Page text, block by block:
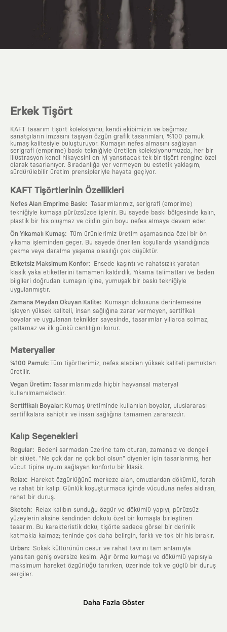
Erkek Tişört
KAFT tasarım tişört koleksiyonu; kendi ekibimizin ve bağımsız
sanatçıların imzasını taşıyan özgün grafik tasarımları, %100 pamuk
kumaş kalitesiyle buluşturuyor. Kumaşın nefes almasını sağlayan
serigrafi (emprime) baskı tekniğiyle üretilen koleksiyonumuzda, her bir
illüstrasyon kendi hikayesini en iyi yansıtacak tek bir tişört rengine özel
olarak tasarlanıyor. Sıradanlığa yer vermeyen bu estetik yaklaşım,
sürdürülebilir üretim prensipleriyle hayata geçiyor.
KAFT Tişörtlerinin Özellikleri
Nefes Alan Emprime Baskı: Tasarımlarımız, serigrafi (emprime)
tekniğiyle kumaşa pürüzsüzce işlenir. Bu sayede baskı bölgesinde kalın,
plastik bir his oluşmaz ve cildin gün boyu nefes almaya devam eder.
Ön Yıkamalı Kumaş: Tüm ürünlerimiz üretim aşamasında özel bir ön
yıkama işleminden geçer. Bu sayede önerilen koşullarda yıkandığında
çekme veya daralma yaşama olasılığı çok düşüktür.
Etiketsiz Maksimum Konfor:
Ensede kaşıntı ve rahatsızlık yaratan
klasik yaka etiketlerini tamamen kaldırdık. Yıkama talimatları ve beden
bilgileri doğrudan kumaşın içine, yumuşak bir baskı tekniğiyle
uygulanmıştır.
Zamana Meydan Okuyan Kalite:
Kumaşın dokusuna derinlemesine
işleyen yüksek kaliteli, insan sağlığına zarar vermeyen, sertifikalı
boyalar ve uygulanan teknikler sayesinde, tasarımlar yıllarca solmaz,
çatlamaz ve ilk günkü canlılığını korur.
Materyaller
%100 Pamuk: Tüm tişörtlerimiz, nefes alabilen yüksek kaliteli pamuktan
üretilir.
Vegan Üretim: Tasarımlarımızda hiçbir hayvansal materyal
kullanılmamaktadır.
Sertifikalı Boyalar: Kumaş üretiminde kullanılan boyalar, uluslararası
sertifikalara sahiptir ve insan sağlığına tamamen zararsızdır.
Kalıp Seçenekleri
Regular:
Bedeni sarmadan üzerine tam oturan, zamansız ve dengeli
bir silüet. "Ne çok dar ne çok bol olsun" diyenler için tasarlanmış, her
vücut tipine uyum sağlayan konforlu bir klasik.
Relax:
Hareket özgürlüğünü merkeze alan, omuzlardan dökümlü, ferah
ve rahat bir kalıp. Günlük koşuşturmaca içinde vücuduna nefes aldıran,
rahat bir duruş.
Sketch:
Relax kalıbın sunduğu özgür ve dökümlü yapıyı, pürüzsüz
yüzeylerin aksine kendinden dokulu özel bir kumaşla birleştiren
tasarım. Bu karakteristik doku, tişörte sadece görsel bir derinlik
katmakla kalmaz; teninde çok daha belirgin, farklı ve tok bir his bırakır.
Urban: Sokak kültürünün cesur ve rahat tavrını tam anlamıyla
yansıtan geniş oversize kesim. Ağır örme kumaşı ve dökümlü yapısıyla
maksimum hareket özgürlüğü tanırken, üzerinde tok ve güçlü bir duruş
sergiler.
Daha Fazla Göster